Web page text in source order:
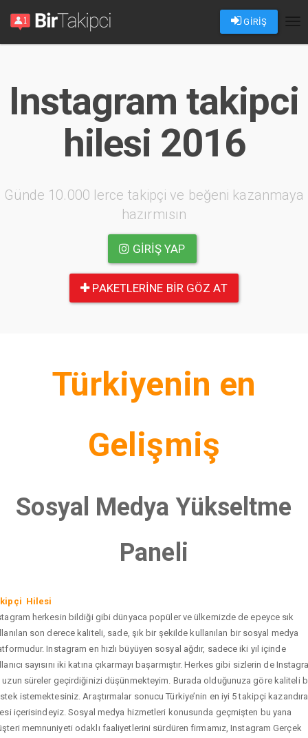
GİRİŞ
Instagram takipci
hilesi 2016
Günde 10.000 lerce takipçi ve beğeni kazanmaya
hazırmısın
GIRIŞ YAP
PAKETLERINE BIR GÖZ AT
Türkiyenin en
Gelişmiş
Sosyal Medya Yükseltme
Paneli
Hilesi
herkesin bildiği gibi dünyaca popüler ve ülkemizde de epeyce sık
son derece kaliteli, sade, şık bir şekilde kullanılan bir sosyal medya
Instagram en hızlı büyüyen sosyal ağdır, sadece iki yıl içinde
sayısını iki katına çıkarmayı başarmıştır. Herkes gibi sizlerin de
uzun süreler geçirdiğinizi düşünmekteyim. Burada olduğunuza göre kaliteli
istemektesiniz. Araştırmalar sonucu Türkiye’nin en iyi 5 takipçi
içerisindeyiz. Sosyal medya hizmetleri konusunda geçmişten bu yana
memnuniyeti odaklı faaliyetlerini sürdüren firmamız, Instagram Gerçek